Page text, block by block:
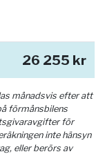
26 255 kr
månadsvis efter att
förmånsbilens
för
inte hänsyn
eller berörs av